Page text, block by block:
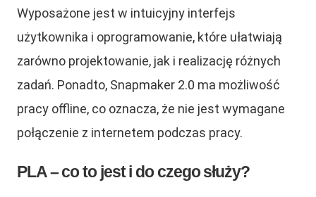
Wyposażone jest w intuicyjny interfejs
użytkownika i oprogramowanie, które ułatwiają
zarówno projektowanie, jak i realizację różnych
zadań. Ponadto, Snapmaker 2.0 ma możliwość
pracy offline, co oznacza, że nie jest wymagane
połączenie z internetem podczas pracy.
PLA – co to jest i do czego służy?